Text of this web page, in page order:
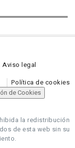
Aviso legal
Política de cookies
de Cookies
la redistribución
de esta web sin su